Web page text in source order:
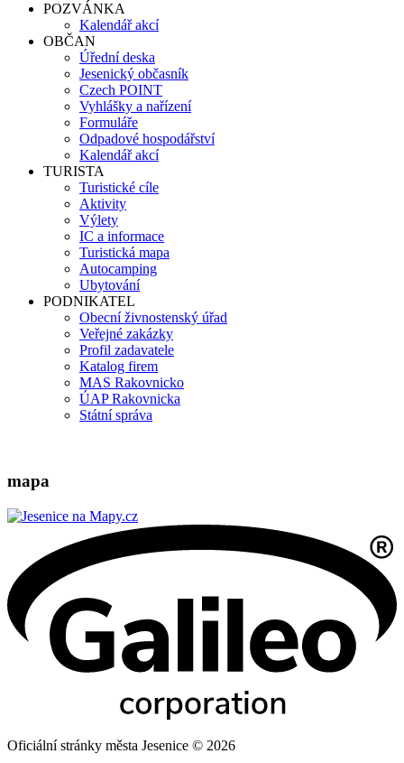
POZVÁNKA
Kalendář akcí
OBČAN
Úřední deska
Jesenický občasník
Czech POINT
Vyhlášky a nařízení
Formuláře
Odpadové hospodářství
Kalendář akcí
TURISTA
Turistické cíle
Aktivity
Výlety
IC a informace
Turistická mapa
Autocamping
Ubytování
PODNIKATEL
Obecní živnostenský úřad
Veřejné zakázky
Profil zadavatele
Katalog firem
MAS Rakovnicko
ÚAP Rakovnicka
Státní správa
mapa
Oficiální stránky města Jesenice © 2026